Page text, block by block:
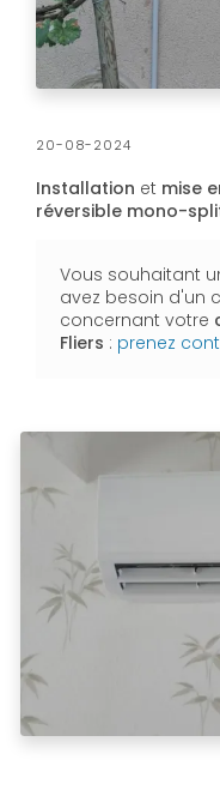
20-08-2024
Installation et mise
réversible mono-
Vous souhaitant
avez besoin d'un
concernant votre
Fliers : prenez